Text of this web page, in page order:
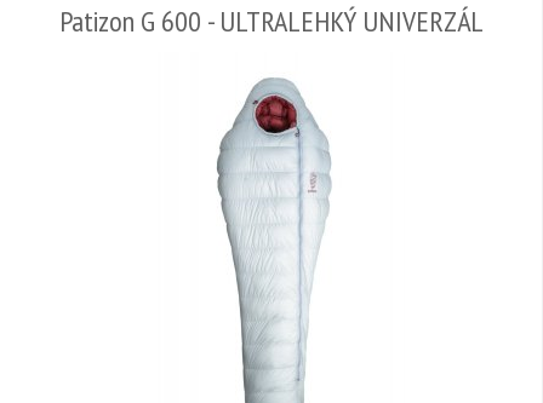
Patizon G 600 - ULTRALEHKÝ UNIVERZÁL